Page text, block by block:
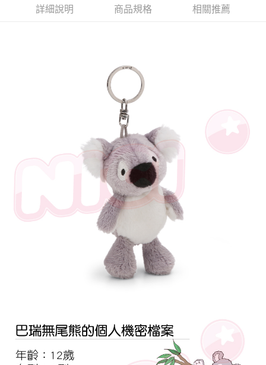
便利好安心！
１．於結帳方式選擇「AFTEE先享後付」後，將跳轉至「AFTEE先享後付」
結帳頁面，進行簡訊認證並確認金額後，即可完成結帳。
２．訂單成立數日內，您將收到繳費通知簡訊。
３．收到繳費通知簡訊後14天內，點擊此簡訊中的連結，可透過四大超商／
ATM／網路銀行／等多元方式進行付款，方視為交易完成。
※ 請注意：結帳手續完成當下不需立刻繳費，但若您需要取消訂單，請聯絡
購買商品的店家。未經商家同意取消之訂單仍視為有效，需透過AFTEE先享
※ 交易是否成功請以「AFTEE先享後付 」之結帳頁面顯示為準，若有關於
是否繳費成功／繳費後需取消欲退款等相關疑問，請聯繫「AFTEE先享後付
https://netprotections.freshdesk.com/support/home
【注意事項】
１．透過由恩沛科技股份有限公司提供之「AFTEE先享後付」服務完成之交
易，需依本服務之必要範圍內提供個人資料，並將交易相關給付款項請求債
權轉讓予恩沛科技股份有限公司。
２．關於個人資料處理事宜，請瀏覽以下網址：
https://aftee.tw/terms/#terms3
３．未成年的使用者請事先徵得法定代理人或監護人之同意方可使用
「AFTEE先享後付」，若未經同意申辦者引起之損失，本公司不負相關責
５．嚴禁一人註冊多個帳號或使用他人資訊註冊。若發現惡意使用之情形，
恩沛科技股份有限公司將有權停止該用戶之使用額度並採取法律行動。
每筆NT$100，滿NT$490(含以上)免運費
每筆NT$100，滿NT$990(含以上)免運費
海外國家
詳細說明 商品規格 相關推薦